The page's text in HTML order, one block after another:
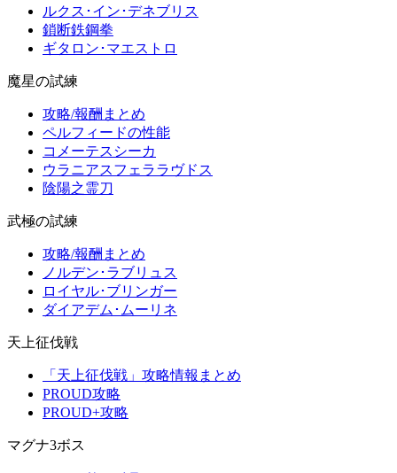
ルクス･イン･デネブリス
鎖断鉄鋼拳
ギタロン･マエストロ
魔星の試練
攻略/報酬まとめ
ペルフィードの性能
コメーテスシーカ
ウラニアスフェララヴドス
陰陽之霊刀
武極の試練
攻略/報酬まとめ
ノルデン･ラブリュス
ロイヤル･ブリンガー
ダイアデム･ムーリネ
天上征伐戦
「天上征伐戦」攻略情報まとめ
PROUD攻略
PROUD+攻略
マグナ3ボス